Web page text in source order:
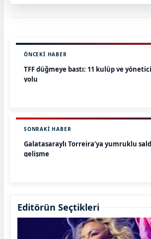
ÖNCEKI HABER
TFF düğmeye bastı: 11 kulüp ve
yolu
SONRAKI HABER
Galatasaraylı Torreira’ya yumruklu
gelişme
Editörün Seçtikleri